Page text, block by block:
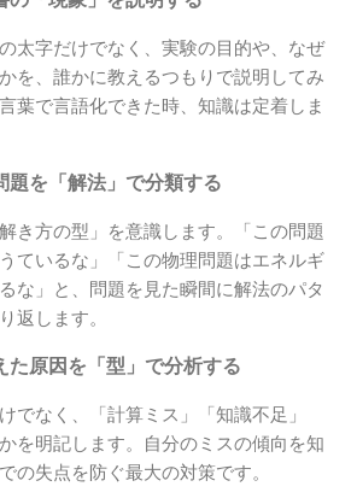
太字だけでなく、実験の目的や、なぜ
を、誰かに教えるつもりで説明してみ
葉で言語化できた時、知識は定着しま
を「解法」で分類する
き方の型」を意識します。「この問題
ているな」「この物理問題はエネルギ
な」と、問題を見た瞬間に解法のパタ
返します。
原因を「型」で分析する
でなく、「計算ミス」「知識不足」
を明記します。自分のミスの傾向を知
の失点を防ぐ最大の対策です。